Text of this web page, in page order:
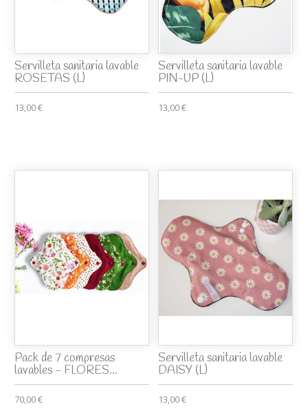
Servilleta sanitaria lavable
ROSETAS (L)
13,00 €
Servilleta sanitaria lavable
PIN-UP (L)
13,00 €
Pack de 7 compresas
lavables - FLORES...
70,00 €
Servilleta sanitaria lavable
DAISY (L)
13,00 €